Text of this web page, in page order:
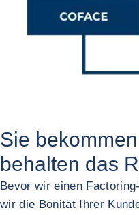
Sie
behalten das
Bevor wir einen
wir die Bonität Ihrer